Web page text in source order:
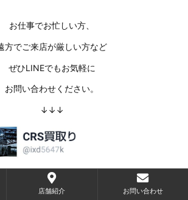
お仕事でお忙しい方、
方でご来店が厳しい方など
ぜひLINEでもお気軽に
お問い合わせください。
↓↓↓
店舗紹介 お問い合わせ